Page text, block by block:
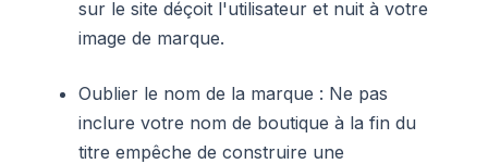
sur le site déçoit l'utilisateur et nuit à votre
image de marque.
Oublier le nom de la marque : Ne pas
inclure votre nom de boutique à la fin du
titre empêche de construire une